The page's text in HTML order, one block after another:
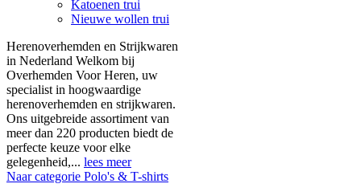
Katoenen trui
Nieuwe wollen trui
Herenoverhemden en Strijkwaren
in Nederland Welkom bij
Overhemden Voor Heren, uw
specialist in hoogwaardige
herenoverhemden en strijkwaren.
Ons uitgebreide assortiment van
meer dan 220 producten biedt de
perfecte keuze voor elke
gelegenheid,... lees meer
Naar categorie Polo's & T-shirts